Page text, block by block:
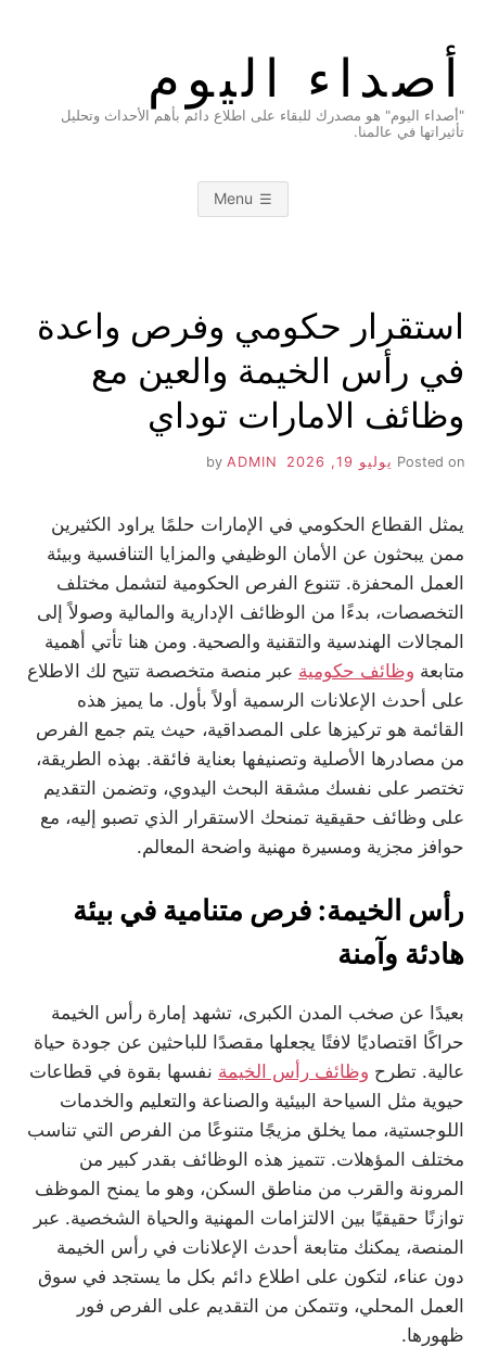
أصداء اليوم
"أصداء اليوم" هو مصدرك للبقاء على اطلاع دائم بأهم الأحداث وتحليل
تأثيراتها في عالمنا.
Menu
استقرار حكومي وفرص واعدة
في رأس الخيمة والعين مع
وظائف الامارات توداي
Posted on يوليو 19, 2026 ADMIN
يمثل القطاع الحكومي في الإمارات حلمًا يراود الكثيرين
ممن يبحثون عن الأمان الوظيفي والمزايا التنافسية وبيئة
العمل المحفزة. تتنوع الفرص الحكومية لتشمل مختلف
التخصصات، بدءًا من الوظائف الإدارية والمالية وصولاً إلى
المجالات الهندسية والتقنية والصحية. ومن هنا تأتي أهمية
متابعة وظائف حكومية عبر منصة متخصصة تتيح لك الاطلاع
على أحدث الإعلانات الرسمية أولاً بأول. ما يميز هذه
القائمة هو تركيزها على المصداقية، حيث يتم جمع الفرص
من مصادرها الأصلية وتصنيفها بعناية فائقة. بهذه الطريقة،
تختصر على نفسك مشقة البحث اليدوي، وتضمن التقديم
على وظائف حقيقية تمنحك الاستقرار الذي تصبو إليه، مع
حوافز مجزية ومسيرة مهنية واضحة المعالم.
رأس الخيمة: فرص متنامية في بيئة
هادئة وآمنة
بعيدًا عن صخب المدن الكبرى، تشهد إمارة رأس الخيمة
حراكًا اقتصاديًا لافتًا يجعلها مقصدًا للباحثين عن جودة حياة
عالية. تطرح وظائف رأس الخيمة نفسها بقوة في قطاعات
حيوية مثل السياحة البيئية والصناعة والتعليم والخدمات
اللوجستية، مما يخلق مزيجًا متنوعًا من الفرص التي تناسب
مختلف المؤهلات. تتميز هذه الوظائف بقدر كبير من
المرونة والقرب من مناطق السكن، وهو ما يمنح الموظف
توازنًا حقيقيًا بين الالتزامات المهنية والحياة الشخصية. عبر
المنصة، يمكنك متابعة أحدث الإعلانات في رأس الخيمة
دون عناء، لتكون على اطلاع دائم بكل ما يستجد في سوق
العمل المحلي، وتتمكن من التقديم على الفرص فور
ظهورها.